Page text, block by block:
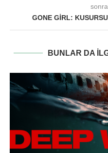
GONE GIRL:
BUNLAR DA